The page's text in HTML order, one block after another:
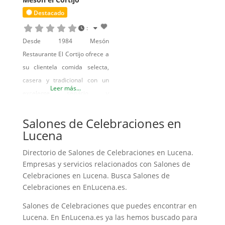
Destacado
:
Desde 1984 Mesón
Restaurante El Cortijo ofrece a
su clientela comida selecta,
casera y tradicional con un
excelente servicio y
Disfrutarás con su carta, tan
variada como extensa, con
puedes elegir entre 12
primeros platos y 12
de Verano y Salón para
Leer más...
Salones de Celebraciones en
Lucena
Directorio de Salones de Celebraciones en Lucena.
Empresas y servicios relacionados con Salones de
Celebraciones en Lucena. Busca Salones de
Celebraciones en EnLucena.es.
Salones de Celebraciones que puedes encontrar en
Lucena. En EnLucena.es ya las hemos buscado para